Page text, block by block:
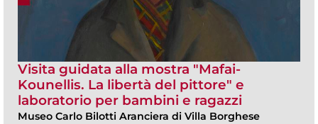
Visita guidata alla mostra "Mafai-
Kounellis. La libertà del pittore" e
laboratorio per bambini e ragazzi
Museo Carlo Bilotti Aranciera di Villa Borghese